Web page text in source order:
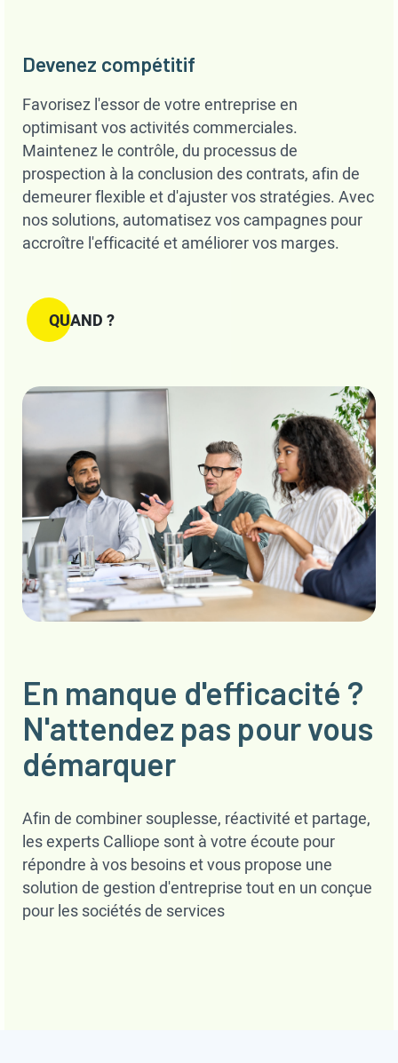
Devenez compétitif
Favorisez l'essor de votre entreprise en
optimisant vos activités commerciales.
Maintenez le contrôle, du processus de
prospection à la conclusion des contrats, afin de
demeurer flexible et d'ajuster vos stratégies. Avec
nos solutions, automatisez vos campagnes pour
accroître l'efficacité et améliorer vos marges.
QUAND ?
En manque d'efficacité ?
N'attendez pas pour vous
démarquer
Afin de combiner souplesse, réactivité et partage,
les experts Calliope sont à votre écoute pour
répondre à vos besoins et vous propose une
solution de gestion d'entreprise tout en un conçue
pour les sociétés de services